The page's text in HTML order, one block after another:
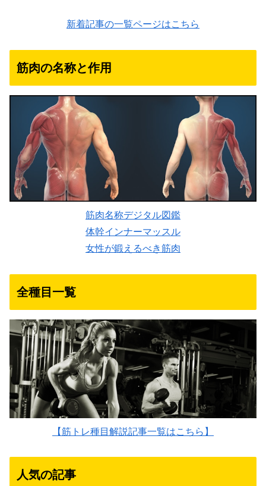
新着記事の一覧ページはこちら
筋肉の名称と作用
筋肉名称デジタル図鑑
体幹インナーマッスル
女性が鍛えるべき筋肉
全種目一覧
【筋トレ種目解説記事一覧はこちら】
人気の記事